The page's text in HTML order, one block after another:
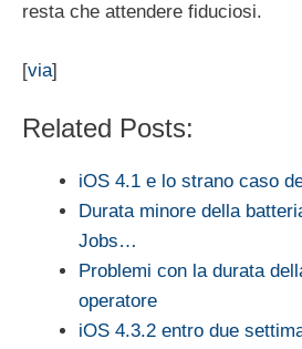
resta che attendere fiduciosi.
[via]
Related Posts:
iOS 4.1 e lo strano caso
Durata minore della
Jobs…
Problemi con la durata
operatore
iOS 4.3.2 entro due